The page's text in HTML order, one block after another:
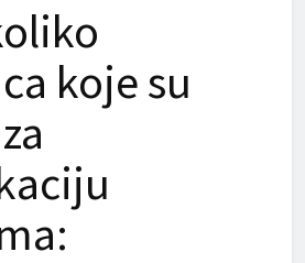
koje su